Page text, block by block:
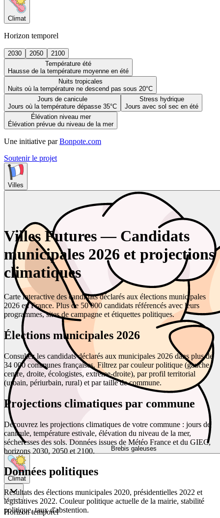
Climat
Horizon temporel
2030 2050
2100
Température été
Hausse de la température moyenne en été
Nuits tropicales
Nuits où la température ne descend pas sous 20°C
Jours de canicule
Jours où la température dépasse 35°C
Stress hydrique
Jours avec sol sec en été
Élévation niveau mer
Élévation prévue du niveau de la mer
Une initiative par Bonpote.com
Soutenir le projet
Villes
Brebis galeuses
Climat
Horizon temporel
Villes Futures — Candidats
municipales 2026 et projections
climatiques
Carte interactive des candidats déclarés aux élections municipales
2026 en France. Plus de 50 000 candidats référencés avec leurs
programmes, sites de campagne et étiquettes politiques.
Élections municipales 2026
Consultez les candidats déclarés aux municipales 2026 dans plus de
34 000 communes françaises. Filtrez par couleur politique (gauche,
centre, droite, écologistes, extrême-droite), par profil territorial
(urbain, périurbain, rural) et par taille de commune.
Projections climatiques par commune
Découvrez les projections climatiques de votre commune : jours de
canicule, température estivale, élévation du niveau de la mer,
sécheresses des sols. Données issues de Météo France et du GIEC,
horizons 2030, 2050 et 2100.
Données politiques
Résultats des élections municipales 2020, présidentielles 2022 et
législatives 2022. Couleur politique actuelle de la mairie, stabilité
politique, taux d'abstention.